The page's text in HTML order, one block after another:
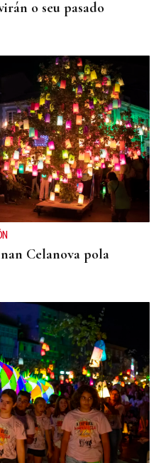
o seu pasado
Celanova pola